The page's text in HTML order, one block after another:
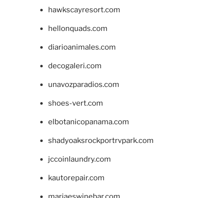
hawkscayresort.com
hellonquads.com
diarioanimales.com
decogaleri.com
unavozparadios.com
shoes-vert.com
elbotanicopanama.com
shadyoaksrockportrvpark.com
jccoinlaundry.com
kautorepair.com